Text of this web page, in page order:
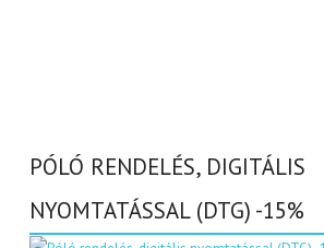
PÓLÓ RENDELÉS, DIGITÁLIS
NYOMTATÁSSAL (DTG) -15%